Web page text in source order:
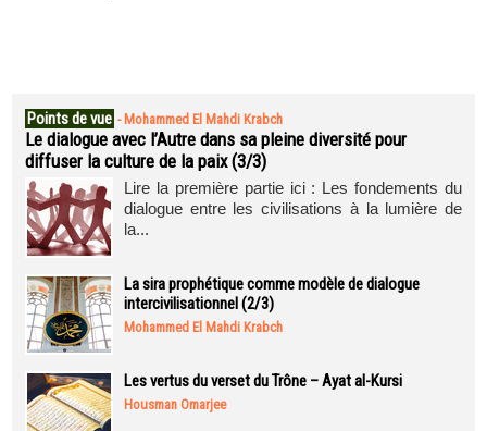
Points de vue - Mohammed El Mahdi Krabch
Le dialogue avec l’Autre dans sa pleine diversité pour
diffuser la culture de la paix (3/3)
Lire la première partie ici : Les fondements du
dialogue entre les civilisations à la lumière de
la...
La sira prophétique comme modèle de dialogue
intercivilisationnel (2/3)
Mohammed El Mahdi Krabch
Les vertus du verset du Trône – Ayat al-Kursi
Housman Omarjee